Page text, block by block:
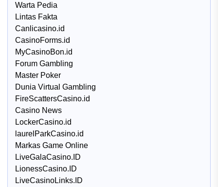
Warta Pedia
Lintas Fakta
Canlicasino.id
CasinoForms.id
MyCasinoBon.id
Forum Gambling
Master Poker
Dunia Virtual Gambling
FireScattersCasino.id
Casino News
LockerCasino.id
laurelParkCasino.id
Markas Game Online
LiveGalaCasino.ID
LionessCasino.ID
LiveCasinoLinks.ID